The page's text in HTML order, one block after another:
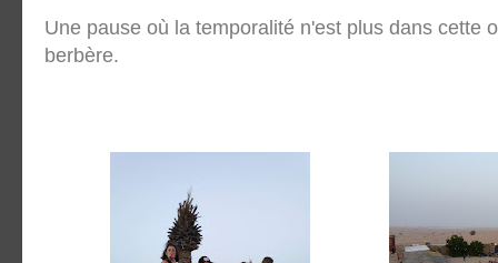
Une pause où la temporalité n'est plus dans cette
berbère.